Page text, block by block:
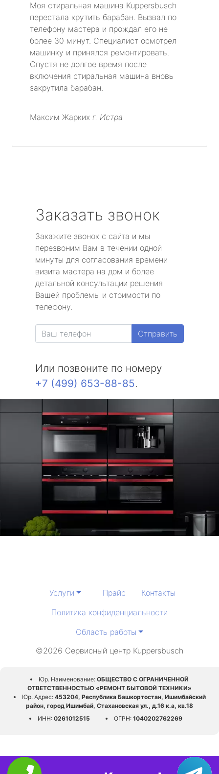
Моя стиральная машина Kuppersbusch
перестала крутить барабан. Вызвал по
телефону мастера и прождал его не
более 30 минут. Специалист осмотрел
машинку и принялся ремонтировать.
Спустя не долгое время после
включения стиральная машина вновь
закрутила барабан.
Максим Жарких г. Истра
Заказать звонок
Закажите звонок с сайта и мы
перезвоним Вам в течении одной
минуты для согласования времени
визита мастера на дом и более
детальной консультации решения
Вашей проблемы и стоимости по
телефону.
Отправить
Или позвоните по номеру
+7 (499) 653-88-85.
Услуги Прайс
Контакты
Политика конфиденциальности
Область работы
©2026 Сервисный центр Kuppersbusch
Юр. Наименование: ОБЩЕСТВО С ОГРАНИЧЕННОЙ
ОТВЕТСТВЕННОСТЬЮ «РЕМОНТ БЫТОВОЙ ТЕХНИКИ»
Юр. Адрес:453204, Республика Башкортостан, Ишимбайский
район, город Ишимбай, Стахановская ул., д.16 к.а, кв.18
ИНН:0261012515 ОГРН:1040202762269